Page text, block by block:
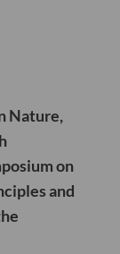
Nature,
on
and